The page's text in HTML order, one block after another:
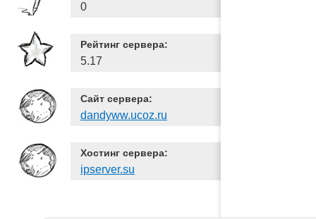
0
Рейтинг сервера:
5.17
Сайт сервера:
dandyww.ucoz.ru
Хостинг сервера:
ipserver.su